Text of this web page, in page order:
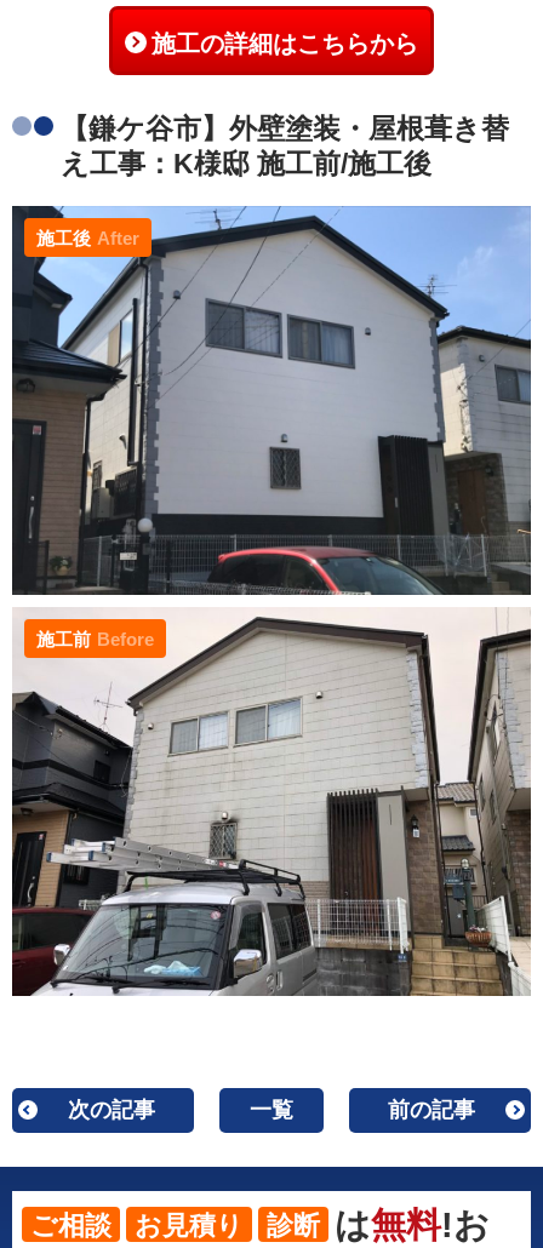
施工の詳細はこちらから
【鎌ケ谷市】外壁塗装・屋根葺き替
え工事：K様邸 施工前/施工後
施工後 After
施工前 Before
次の記事 一覧 前の記事
ご相談 お見積り 診断 は無料!お